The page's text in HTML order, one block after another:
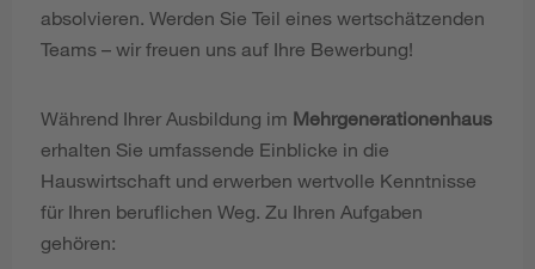
absolvieren. Werden Sie Teil eines wertschätzenden
Teams – wir freuen uns auf Ihre Bewerbung!
Während Ihrer Ausbildung im Mehrgenerationenhaus
erhalten Sie umfassende Einblicke in die
Hauswirtschaft und erwerben wertvolle Kenntnisse
für Ihren beruflichen Weg. Zu Ihren Aufgaben
gehören: